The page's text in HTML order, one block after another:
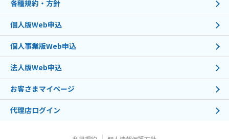
各種規約・方針
個人版Web申込
個人事業版Web申込
法人版Web申込
お客さまマイページ
代理店ログイン